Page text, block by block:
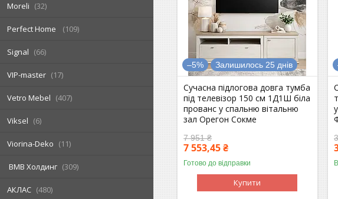
Moreli 32
Perfect Home 109
Signal 66
VIP-master 17
Vetro Mebel 407
Viksel 6
Viorina-Deko 11
ВМВ Холдинг 309
АКЛАС 480
–5% Залишилось 25 днів
Сучасна підлогова довга тумба
під телевізор 150 см 1Д1Ш біла
прованс у спальню вітальню
зал Орегон Сокме
7 951 ₴
7 553,45 ₴
Готово до відправки
Купити